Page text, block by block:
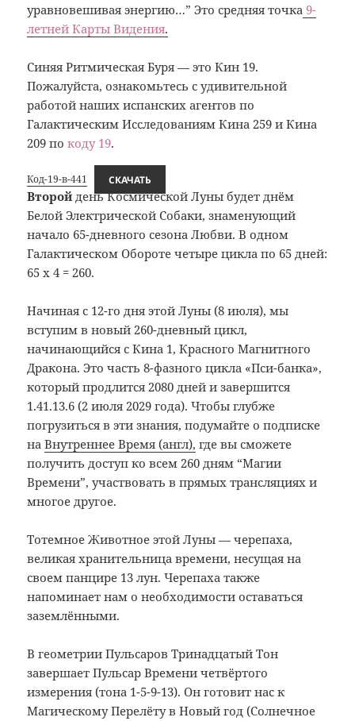
уравновешивая энергию…” Это средняя точка 9-
летней Карты Видения.
Синяя Ритмическая Буря — это Кин 19.
Пожалуйста, ознакомьтесь с удивительной
работой наших испанских агентов по
Галактическим Исследованиям Кина 259 и Кина
209 покоду 19.
Код-19-в-441 СКАЧАТЬ
Второй день Космической Луны будет днём
Белой Электрической Собаки, знаменующий
начало 65-дневного сезона Любви. В одном
Галактическом Обороте четыре цикла по 65 дней:
65 х 4 = 260.
Начиная с 12-го дня этой Луны (8 июля), мы
вступим в новый 260-дневный цикл,
начинающийся с Кина 1, Красного Магнитного
Дракона. Это часть 8-фазного цикла «Пси-банка»,
который продлится 2080 дней и завершится
1.41.13.6 (2 июля 2029 года). Чтобы глубже
погрузиться в эти знания, подумайте о подписке
наВнутреннее Время (англ), где вы сможете
получить доступ ко всем 260 дням “Магии
Времени”, участвовать в прямых трансляциях и
многое другое.
Тотемное Животное этой Луны — черепаха,
великая хранительница времени, несущая на
своем панцире 13 лун. Черепаха также
напоминает нам о необходимости оставаться
заземлёнными.
В геометрии Пульсаров Тринадцатый Тон
завершает Пульсар Времени четвёртого
измерения (тона 1-5-9-13). Он готовит нас к
Магическому Перелёту в Новый год (Солнечное